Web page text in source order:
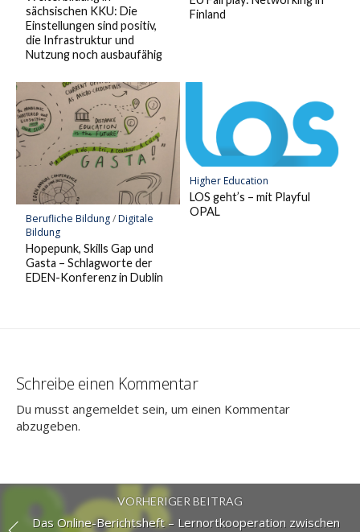
sächsischen KKU: Die
Einstellungen sind positiv,
die Infrastruktur und
Nutzung noch ausbaufähig
Finland
Berufliche Bildung/Digitale
Bildung
Hopepunk, Skills Gap und
Gasta – Schlagworte der
EDEN-Konferenz in Dublin
Higher Education
LOS geht’s – mit Playful
OPAL
Schreibe einen Kommentar
Du musst angemeldet sein, um einen Kommentar
abzugeben.
VORHERIGER BEITRAG
Das Online-Berichtsheft – Lernortkooperation zwischen